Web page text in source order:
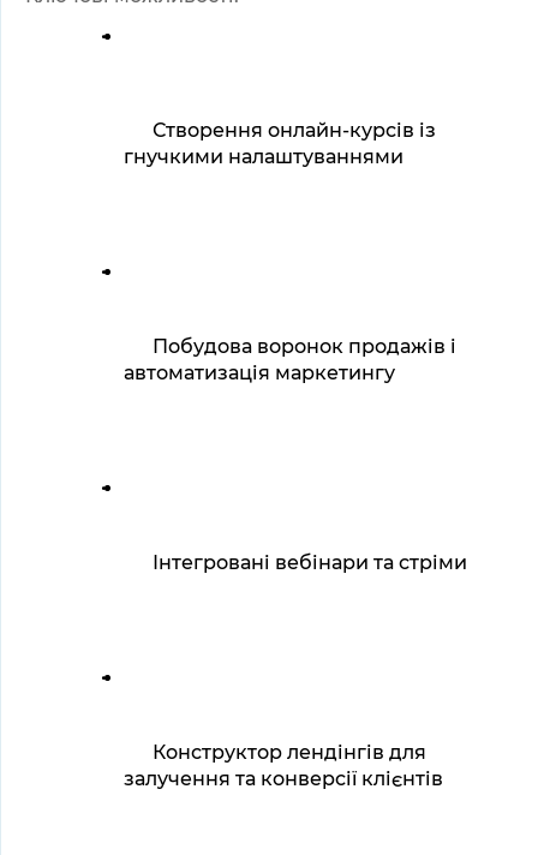
Створення онлайн-курсів із
гнучкими налаштуваннями
Побудова воронок продажів і
автоматизація маркетингу
Інтегровані вебінари та стріми
Конструктор лендінгів для
залучення та конверсії клієнтів